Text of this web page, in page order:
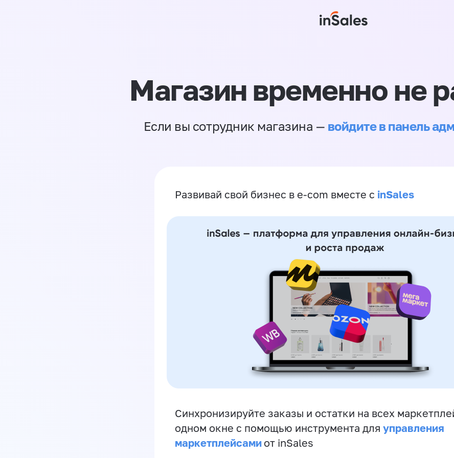
Магазин временно не
Если вы сотрудник магазина — войдите в панель
Развивай свой бизнес в e-com вместе с inSales
Синхронизируйте заказы и остатки на всех
одном окне с помощью инструмента для управления
маркетплейсами от inSales